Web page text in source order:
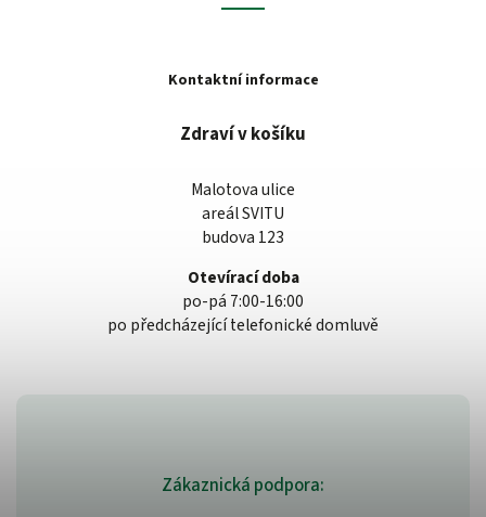
Zákaznická podpora:
Kontaktní informace
Zdraví v košíku
Malotova ulice
areál SVITU
budova 123
Otevírací doba
po-pá 7:00-16:00
po předcházející telefonické domluvě